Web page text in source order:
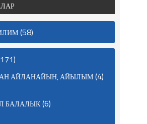
(58)
АЙЛАНАЙЫН, АЙЫЛЫМ(4)
БАЛАЛЫК(6)